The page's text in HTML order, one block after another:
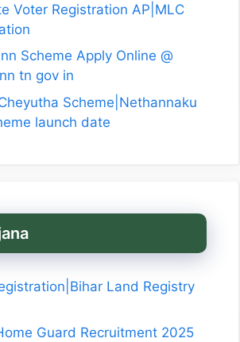
Voter Registration AP|MLC
Scheme Apply Online @
tn gov in
Scheme|Nethannaku
launch date
Land Registry
Guard Recruitment 2025